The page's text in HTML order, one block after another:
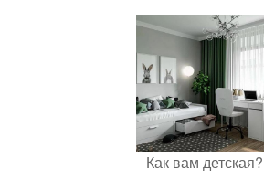
Как вам детская?